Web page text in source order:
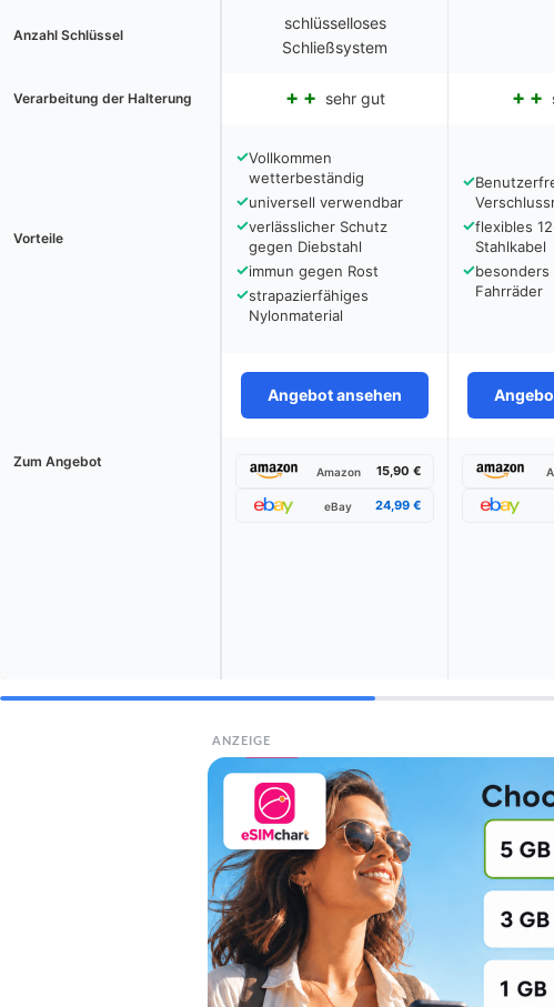
Anzahl Schlüssel
schlüsselloses
Schließsystem
Verarbeitung der Halterung sehr gut
Vorteile
✓Vollkommen
wetterbeständig
✓universell verwendbar
✓verlässlicher Schutz
gegen Diebstahl
✓immun gegen Rost
✓strapazierfähiges
Nylonmaterial
✓
✓flexibles
Stahlkabel
✓
Fahrräder
Angebot ansehen
Zum Angebot
Amazon 15,90 €
eBay 24,99 €
ANZEIGE